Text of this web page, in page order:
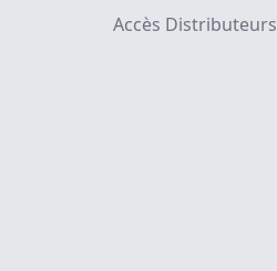
Accès Distributeurs